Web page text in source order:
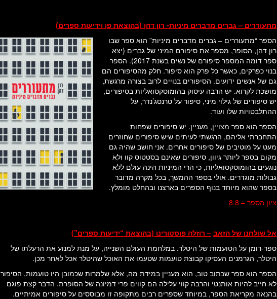
מתעוררים – גברים מדברים מיניות- רון דהן (בהוצאת פן וידיעות ספרים)
הספר “מתעוררים – גברים מדברים מיניות” הוא ספר שבו
רון דהן, הסופר, מספר את סיפורם המיני של גברים (יצא
ספר דומה המספר סיפורם של נשים בשנת 2017). הספר
בנוי כפרקים, כאשר כל פרק הוא סיפור. חלק מהסיפורים הם
גם של אנשים ידועים. הסיפורים בנויים לרוב בצורה מרגשת,
מושכת לקרוא. יש הרבה עיסוק בהומוסקסואליות בסיפורים,
יש סיפורים של גילוי מיני, סיפור על טרנסג’נדר, על
ההתלבטויות שלו ועוד.
הספר הוא ספר מצויין, מעניין. יש סיפורים שפחות
התחברתי אליהם, הרגשתי לעיתים שיש סיפורים שחוזרים
מעט על מוטיבים של סיפורים אחרים. אני חושב שהיה גם
מקום בספר ליותר גיוון, סיפורים שאינם בסטטוס קוו ולא
נוגעים בהומוסקסואליות, כי הרי המיניות הינה עולם ללא
גבולות מוגדרים. אולי בספר ההמשך, בכל מקרה מדובר
בספר שהוא מיוחד בנוף הספרים בארצנו ובהחלט מומלץ.
ציון הספר – 8.8
אל שולחנו של הזאב – רוזלה פוסטורינו (בהוצאת “ידיעות ספרים”)
ספר-רומן על הטועמות של היטלר. במלחמת העולם השנייה, על מנת למנוע את הרעלתו של
היטלר, הגרמנים העסיקו קבוצת טועמות שטעמו את האוכל שהיטלר אכל לאחר מכן.
הספר הוא ספר שכתוב טוב, הוא מעניין במידת מה, אלא שלמרות שכמובן היו טועמות, הסיפור
לא חייב להיות אותנטי והרבה קווי עלילה הם קווים פרי דמיונה של הסופרת. הדבר קצת פוגם
בהנאה מקריאת הספר, במיוחד שספרים רבים מתקופה זו מבוססים על סיפורים אמיתיים.